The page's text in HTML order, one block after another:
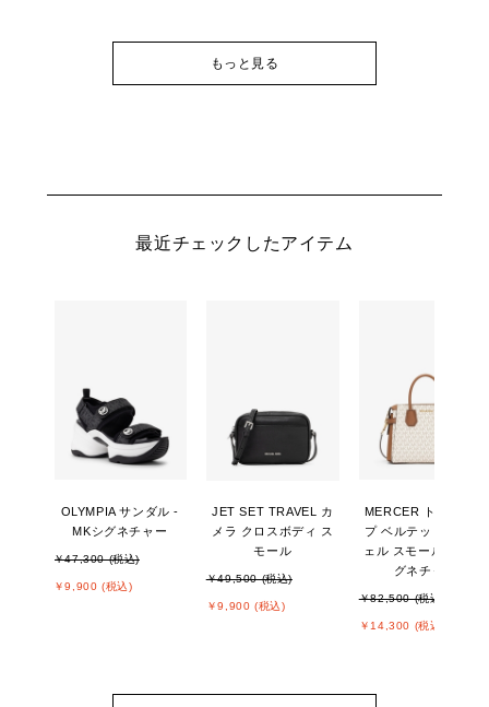
もっと見る
最近チェックしたアイテム
OLYMPIA サンダル -
MKシグネチャー
￥47,300 (税込)
￥9,900 (税込)
JET SET TRAVEL カ
メラ クロスボディ ス
モール
￥49,500 (税込)
￥9,900 (税込)
MERCER トップジッ
プ ベルテッド サッチ
ェル スモール - MKシ
グネチャー
￥82,500 (税込)
￥14,300 (税込)